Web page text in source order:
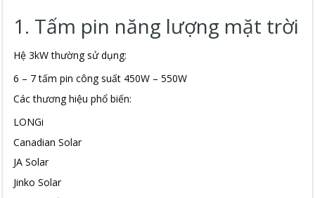
1. Tấm pin năng lượng mặt trời
Hệ 3kW thường sử dụng:
6 – 7 tấm pin công suất 450W – 550W
Các thương hiệu phổ biến:
LONGi
Canadian Solar
JA Solar
Jinko Solar